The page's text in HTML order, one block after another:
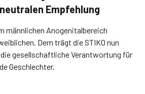
Empfehlung
männlichen Anogenitalbereich
Dem trägt die ­STIKO nun
gesellschaftliche Verantwortung für
Geschlechter.